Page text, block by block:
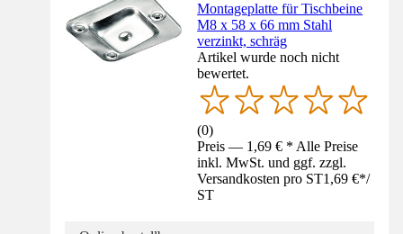
Montageplatte für Tischbeine
M8 x 58 x 66 mm Stahl
verzinkt, schräg
Artikel wurde noch nicht
bewertet.
(0)
Preis — 1,69 € * Alle Preise
inkl. MwSt. und ggf. zzgl.
Versandkosten pro ST1,69 €*/
ST